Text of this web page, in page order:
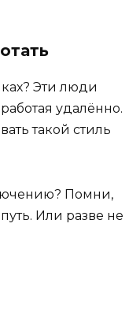
Эти люди
удалённо.
такой стиль
Помни,
Или разве не